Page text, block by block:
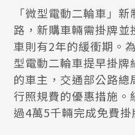
「微型電動二輪車」
路，新購車輛需掛牌
車則有2年的緩衝期。
型電動二輪車提早掛
的車主，交通部公路
行照規費的優惠措施
過4萬5千輛完成免費掛